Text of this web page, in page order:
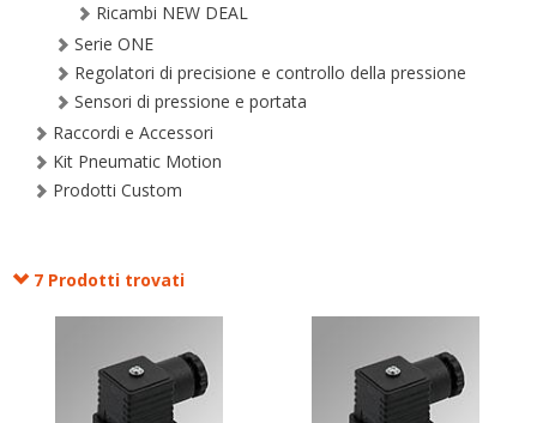
Ricambi NEW DEAL
Serie ONE
Regolatori di precisione e controllo della pressione
Sensori di pressione e portata
Raccordi e Accessori
Kit Pneumatic Motion
Prodotti Custom
7 Prodotti trovati